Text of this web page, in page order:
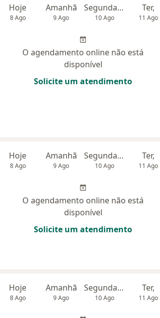
Hoje
8 Ago
Amanhã
9 Ago
Segunda-feira
10 Ago
Ter,
11 Ago
O agendamento online não está
disponível
Solicite um atendimento
Hoje
8 Ago
Amanhã
9 Ago
Segunda-feira
10 Ago
Ter,
11 Ago
O agendamento online não está
disponível
Solicite um atendimento
Hoje
8 Ago
Amanhã
9 Ago
Segunda-feira
10 Ago
Ter,
11 Ago